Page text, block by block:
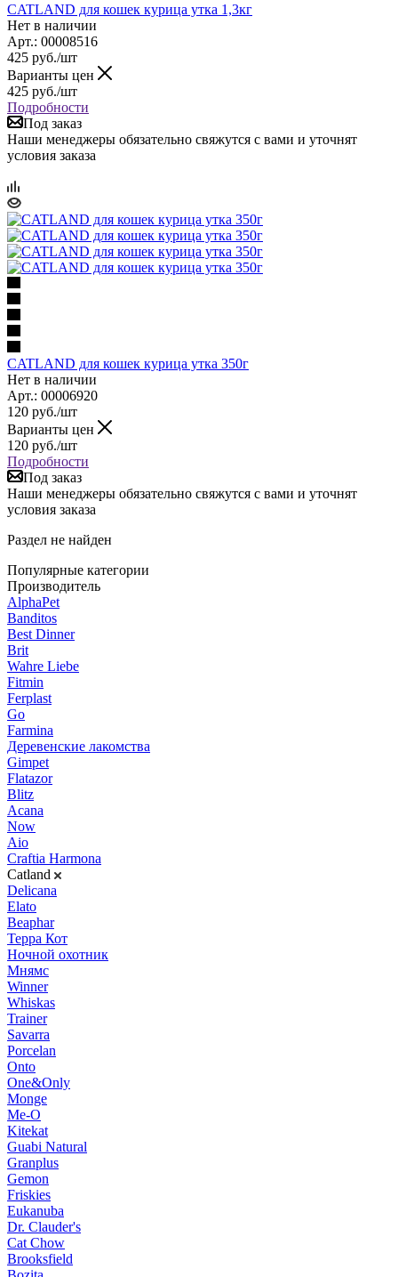
CATLAND для кошек курица утка 1,3кг
Нет в наличии
Арт.: 00008516
425 руб./шт
Варианты цен
425 руб./шт
Подробности
Под заказ
Наши менеджеры обязательно свяжутся с вами и уточнят
условия заказа
CATLAND для кошек курица утка 350г
Нет в наличии
Арт.: 00006920
120 руб./шт
Варианты цен
120 руб./шт
Подробности
Под заказ
Наши менеджеры обязательно свяжутся с вами и уточнят
условия заказа
Раздел не найден
Популярные категории
Производитель
AlphaPet
Banditos
Best Dinner
Brit
Wahre Liebe
Fitmin
Ferplast
Go
Farmina
Деревенские лакомства
Gimpet
Flatazor
Blitz
Acana
Now
Aio
Craftia Harmona
Catland
Delicana
Elato
Beaphar
Терра Кот
Ночной охотник
Мнямс
Winner
Whiskas
Trainer
Savarra
Porcelan
Onto
One&Only
Monge
Me-O
Kitekat
Guabi Natural
Granplus
Gemon
Friskies
Eukanuba
Dr. Clauder's
Cat Chow
Brooksfield